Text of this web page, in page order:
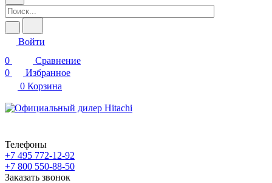
Войти
0
Сравнение
0
Избранное
0 Корзина
Телефоны
+7 495 772-12-92
+7 800 550-88-50
Заказать звонок